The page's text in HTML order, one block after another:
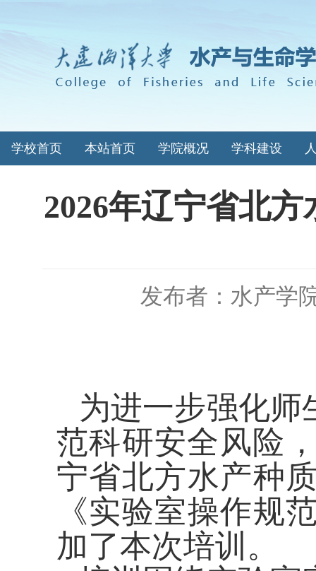
学校首页 本站首页 学院概况 学科建设
2026年辽宁省北
发布者：水产学
为进一步强化师
范科研安全风险
宁省北方水产种
《实验室操作规
加了本次培训。